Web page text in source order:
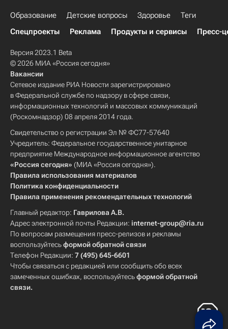
Образование Детские вопросы Здоровье
Теги
Спецпроекты
Реклама Продукты и сервисы Пресс-
Версия 2023.1 Beta
© 2026 МИА «Россия сегодня»
Вакансии
Сетевое издание РИА Новости зарегистрировано
в Федеральной службе по надзору в сфере связи,
информационных технологий и массовых коммуникаций
(Роскомнадзор) 08 апреля 2014 года.
Свидетельство о регистрации Эл № ФС77-57640
Учредитель: Федеральное государственное унитарное
предприятие Международное информационное агентство
«Россия сегодня» (МИА «Россия сегодня»).
Правила использования материалов
Политика конфиденциальности
Правила применения рекомендательных технологий
Главный редактор: Гаврилова А.В.
Адрес электронной почты Редакции: internet-group@ria.ru
По вопросам размещения пресс-релизов и рекламы
воспользуйтесьформой обратной связи
Телефон Редакции: 7 (495) 645-6601
Чтобы связаться с редакцией или сообщить обо всех
замеченных ошибках, воспользуйтесьформой обратной
связи.